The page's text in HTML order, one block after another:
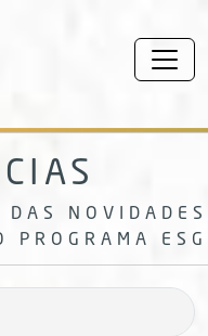
NOVIDADES
PROGRAMA ESG